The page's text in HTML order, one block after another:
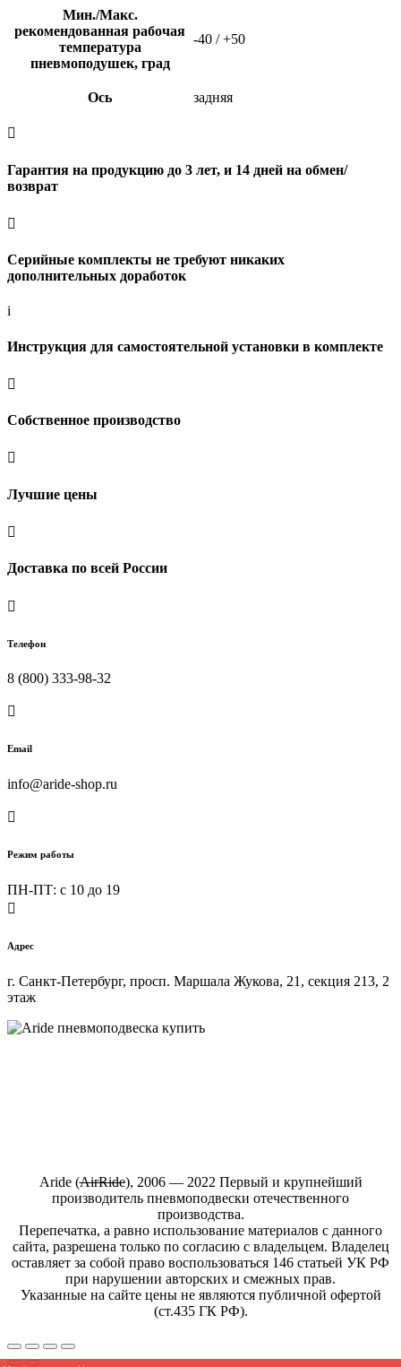
Мин./Макс.
рекомендованная рабочая
температура
пневмоподушек, град
-40 / +50
Ось задняя

Гарантия на продукцию до 3 лет, и 14 дней на обмен/
возврат

Серийные комплекты не требуют никаких
дополнительных доработок
i
Инструкция для самостоятельной установки в комплекте

Собственное производство

Лучшие цены

Доставка по всей России

Телефон
8 (800) 333-98-32

Email
info@aride-shop.ru

Режим работы
ПН-ПТ: c 10 до 19

Адрес
г. Санкт-Петербург, просп. Маршала Жукова, 21, секция 213, 2
этаж
Aride (АirRide), 2006 — 2022 Первый и крупнейший
производитель пневмоподвески отечественного
производства.
Перепечатка, а равно использование материалов с данного
сайта, разрешена только по согласию с владельцем. Владелец
оставляет за собой право воспользоваться 146 статьей УК РФ
при нарушении авторских и смежных прав.
Указанные на сайте цены не являются публичной офертой
(ст.435 ГК РФ).